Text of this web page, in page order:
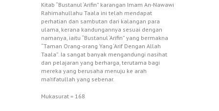
Kitab “Bustanul ‘Arifin” karangan Imam An-Nawawi
Rahimahullahu Taala ini telah mendapat
perhatian dan sambutan dari kalangan para
ulama, kerana kandungannya sesuai dengan
namanya, iaitu “Bustanul ‘Arifin” yang bermakna
“Taman Orang-orang Yang ‘Arif Dengan Allah
Taala”. Ia sangat banyak mengandungi nasihat
dan pelajaran yang berharga, terutama bagi
mereka yang berusaha menuju ke arah
ma’rifatullah yang sebenar.
Mukasurat = 168